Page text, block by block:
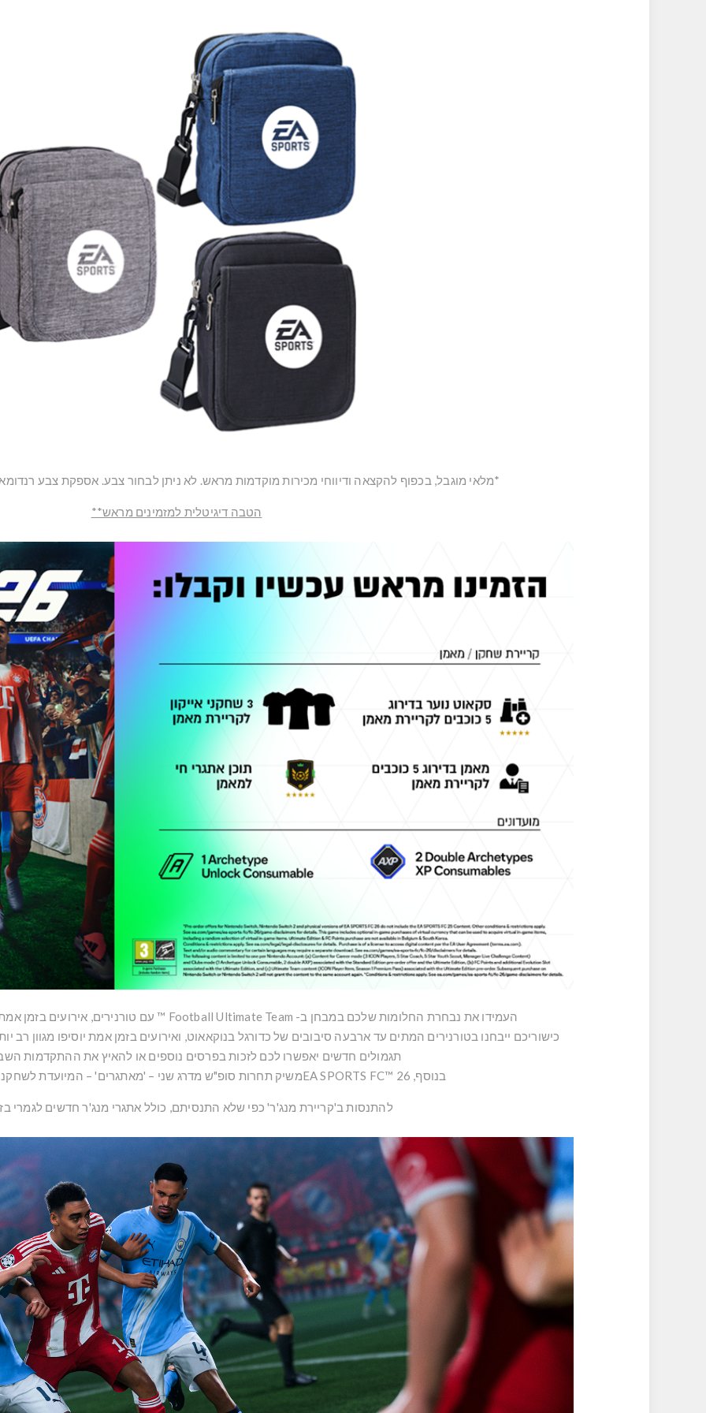
*מלאי מוגבל, בכפוף להקצאה ודיווחי מכירות מוקדמות מראש. לא ניתן לבחור צבע. אספקת צבע
הטבה דיגיטלית למזמינים מראש**
העמידו את נבחרת החלומות שלכם במבחן ב- Football Ultimate Team ™ עם טורנירים, אירועים בזמן אמת, וחוויית 'יריבים ואלופים' מרעננת.
כישוריכם ייבחנו בטורנירים המתים עד ארבעה סיבובים של כדורגל בנוקאאוט, ואירועים בזמן אמת יוסיפו מגוון רב
תגמולים חדשים יאפשרו לכם לזכות בפרסים נוספים או להאיץ את ההתקדמות
בנוסף, EA SPORTS FC™ 26משיק תחרות סופ"ש מדרג שני – 'מאתגרים' – המיועדת לשחקנים בליגות הנמוכות.
להתנסות ב'קריירת מנג'ר' כפי שלא התנסיתם, כולל אתגרי מנג'ר חדשים לגמרי